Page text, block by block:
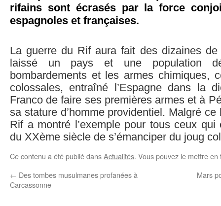
rifains sont écrasés par la force
espagnoles et françaises.
La guerre du Rif aura fait des dizaines
laissé un pays et une population
bombardements et les armes chimiques,
colossales, entraîné l’Espagne dans la
Franco de faire ses premières armes et à
sa stature d’homme providentiel. Malgré
Rif a montré l’exemple pour tous ceux
du XXème siècle de s’émanciper du joug
Ce contenu a été publié dansActualités. Vous pouvez le mettre
← Des tombes musulmanes profanées à
Carcassonne
Mars